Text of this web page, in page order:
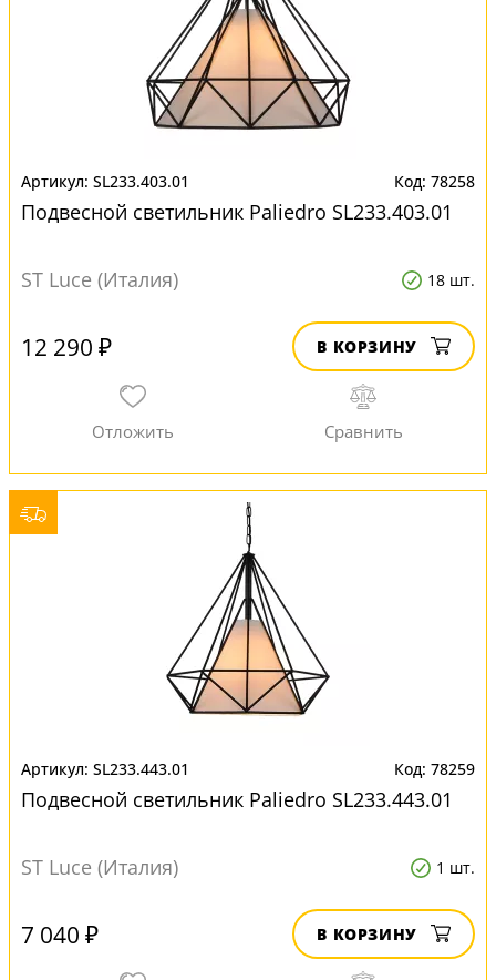
SL233.403.01 78258
Подвесной светильник Paliedro SL233.403.01
ST Luce (Италия) 18 шт.
12 290 ₽ В КОРЗИНУ
SL233.443.01 78259
Подвесной светильник Paliedro SL233.443.01
ST Luce (Италия) 1 шт.
7 040 ₽ В КОРЗИНУ